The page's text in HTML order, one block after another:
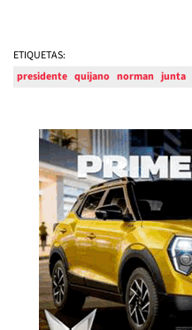
ETIQUETAS:
presidente quijano norman junta